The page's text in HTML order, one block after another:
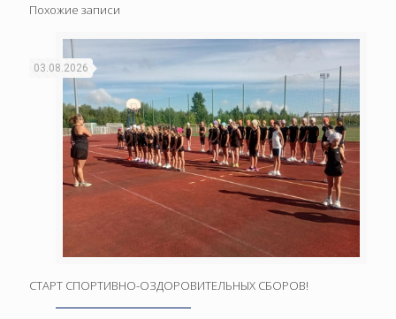
Похожие записи
03.08.2026
СТАРТ СПОРТИВНО-ОЗДОРОВИТЕЛЬНЫХ СБОРОВ!